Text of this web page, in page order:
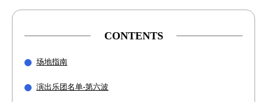
CONTENTS
场地指南
演出乐团名单-第六波